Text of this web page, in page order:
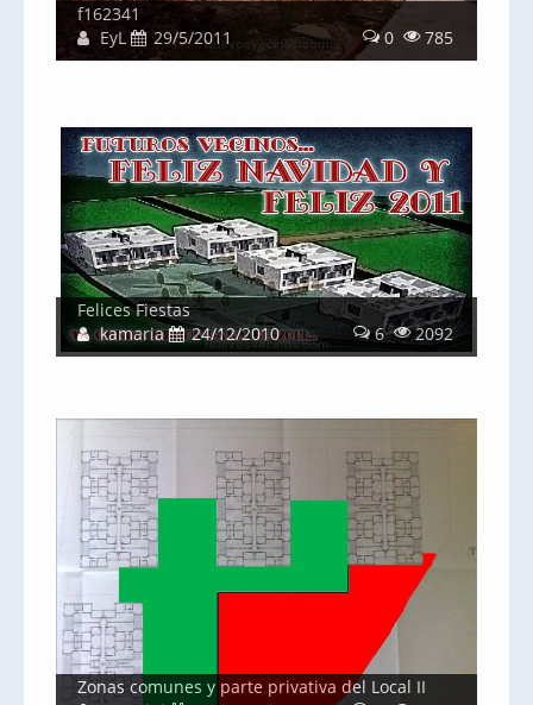
f162341
EyL
29/5/2011 0 785
Felices Fiestas
kamaria
24/12/2010 6 2092
Zonas comunes y parte privativa del Local II